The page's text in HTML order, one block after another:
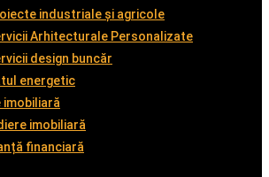
industriale și agricole
Arhitecturale Personalizate
design buncăr
energetic
imobiliară
imobiliară
financiară